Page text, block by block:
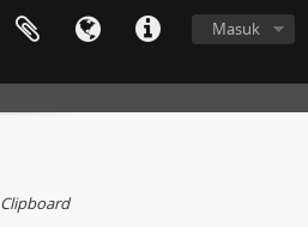
Masuk
Clipboard